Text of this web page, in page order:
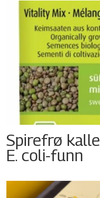
Spirefrø
E. coli-funn